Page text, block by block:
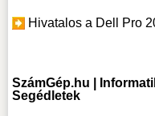
Hivatalos a Dell Pro
SzámGép.hu |
Segédletek